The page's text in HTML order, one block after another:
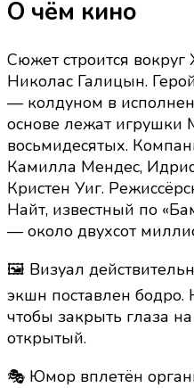
О чём кино
Сюжет строится
Николас Галицын.
— колдуном в
основе лежат игрушки
восьмидесятых.
Камилла Мендес,
Кристен Уиг.
Найт, известный по
— около двухсот
🖼️ Визуал
экшн поставлен бодро.
чтобы закрыть глаза
открытый.
🎭 Юмор вплетён